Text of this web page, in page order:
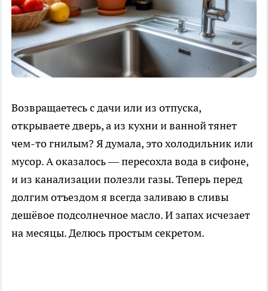
Возвращаетесь с дачи или из отпуска,
открываете дверь, а из кухни и ванной тянет
чем-то гнилым? Я думала, это холодильник или
мусор. А оказалось — пересохла вода в сифоне,
и из канализации полезли газы. Теперь перед
долгим отъездом я всегда заливаю в сливы
дешёвое подсолнечное масло. И запах исчезает
на месяцы. Делюсь простым секретом.